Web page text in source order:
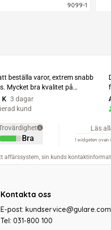
9099-1
Kontakta oss
E-post: kundservice@gulare.com
Tel: 031-800 100